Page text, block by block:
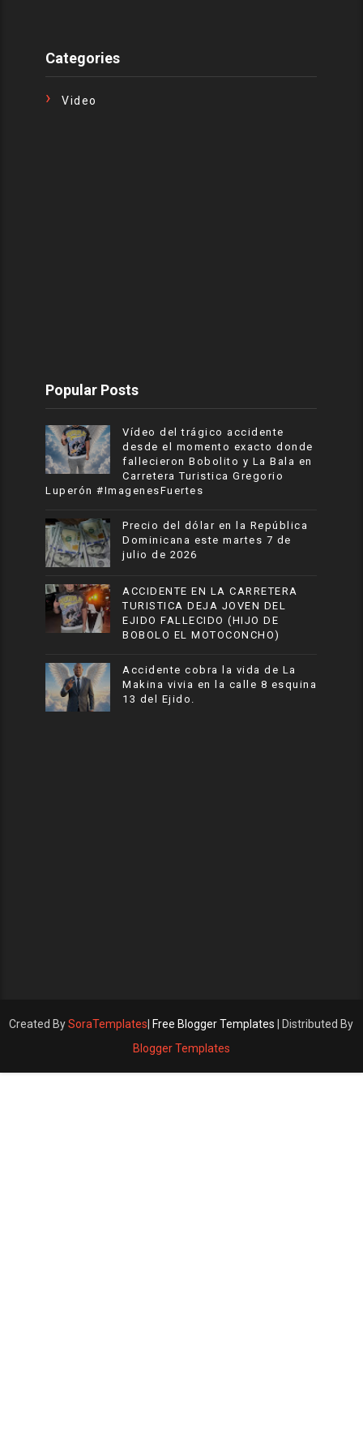
Categories
Video
Popular Posts
Vídeo del trágico accidente
desde el momento exacto donde
fallecieron Bobolito y La Bala en
Carretera Turistica Gregorio
Luperón #ImagenesFuertes
Precio del dólar en la República
Dominicana este martes 7 de
julio de 2026
ACCIDENTE EN LA CARRETERA
TURISTICA DEJA JOVEN DEL
EJIDO FALLECIDO (HIJO DE
BOBOLO EL MOTOCONCHO)
Accidente cobra la vida de La
Makina vivia en la calle 8 esquina
13 del Ejido.
Created BySoraTemplates Free Blogger Templates | Distributed By
Blogger Templates